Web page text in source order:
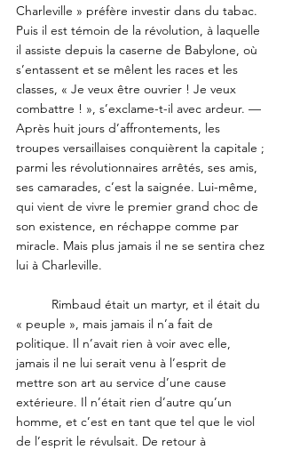
Charleville » préfère investir dans du tabac.
Puis il est témoin de la révolution, à laquelle
il assiste depuis la caserne de Babylone, où
s’entassent et se mêlent les races et les
classes, « Je veux être ouvrier ! Je veux
combattre ! », s’exclame-t-il avec ardeur. —
Après huit jours d’affrontements, les
troupes versaillaises conquièrent la capitale ;
parmi les révolutionnaires arrêtés, ses amis,
ses camarades, c’est la saignée. Lui-même,
qui vient de vivre le premier grand choc de
son existence, en réchappe comme par
miracle. Mais plus jamais il ne se sentira chez
lui à Charleville.
« peuple », mais jamais il n’a fait de
politique. Il n’avait rien à voir avec elle,
jamais il ne lui serait venu à l’esprit de
mettre son art au service d’une cause
extérieure. Il n’était rien d’autre qu’un
homme, et c’est en tant que tel que le viol
de l’esprit le révulsait. De retour à